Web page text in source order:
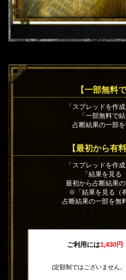
【一部無料
「スプレッドを作
「一部無料で
占断結果の一部を
【最初から有
「スプレッドを作
「結果を見る
最初から占断結果
※「結果を見る（
占断結果の一部を無
ご利用には1,430円
(定額制ではございません